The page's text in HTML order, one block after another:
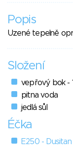
Popis
Uzené tepelně
Složení
vepřový bok -
pitna voda
jedlá sůl
Éčka
E250 -